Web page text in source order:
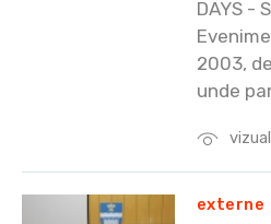
DAYS -
2003,
unde
externe